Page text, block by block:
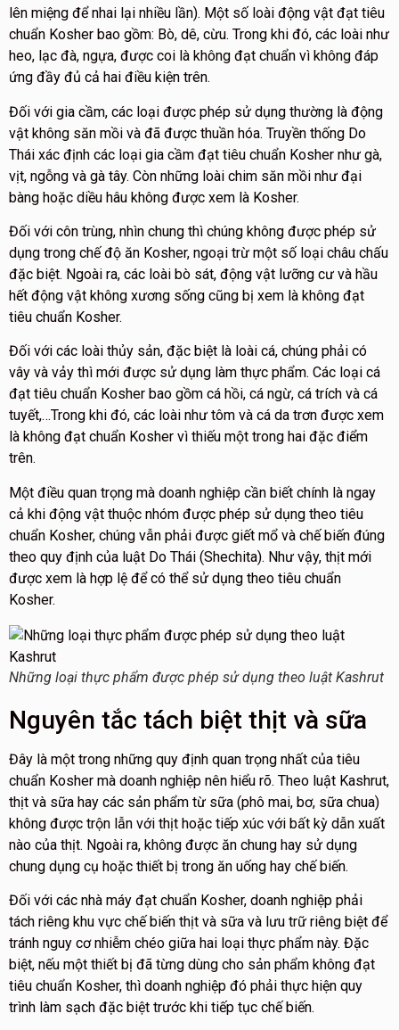
lên miệng để nhai lại nhiều lần). Một số loài động vật đạt tiêu
chuẩn Kosher bao gồm: Bò, dê, cừu. Trong khi đó, các loài như
heo, lạc đà, ngựa, được coi là không đạt chuẩn vì không đáp
ứng đầy đủ cả hai điều kiện trên.
Đối với gia cầm, các loại được phép sử dụng thường là động
vật không săn mồi và đã được thuần hóa. Truyền thống Do
Thái xác định các loại gia cầm đạt tiêu chuẩn Kosher như gà,
vịt, ngỗng và gà tây. Còn những loài chim săn mồi như đại
bàng hoặc diều hâu không được xem là Kosher.
Đối với côn trùng, nhìn chung thì chúng không được phép sử
dụng trong chế độ ăn Kosher, ngoại trừ một số loại châu chấu
đặc biệt. Ngoài ra, các loài bò sát, động vật lưỡng cư và hầu
hết động vật không xương sống cũng bị xem là không đạt
tiêu chuẩn Kosher.
Đối với các loài thủy sản, đặc biệt là loài cá, chúng phải có
vây và vảy thì mới được sử dụng làm thực phẩm. Các loại cá
đạt tiêu chuẩn Kosher bao gồm cá hồi, cá ngừ, cá trích và cá
tuyết,…Trong khi đó, các loài như tôm và cá da trơn được xem
là không đạt chuẩn Kosher vì thiếu một trong hai đặc điểm
trên.
Một điều quan trọng mà doanh nghiệp cần biết chính là ngay
cả khi động vật thuộc nhóm được phép sử dụng theo tiêu
chuẩn Kosher, chúng vẫn phải được giết mổ và chế biến đúng
theo quy định của luật Do Thái (Shechita). Như vậy, thịt mới
được xem là hợp lệ để có thể sử dụng theo tiêu chuẩn
Kosher.
Những loại thực phẩm được phép sử dụng theo luật Kashrut
Nguyên tắc tách biệt thịt và sữa
Đây là một trong những quy định quan trọng nhất của tiêu
chuẩn Kosher mà doanh nghiệp nên hiểu rõ. Theo luật Kashrut,
thịt và sữa hay các sản phẩm từ sữa (phô mai, bơ, sữa chua)
không được trộn lẫn với thịt hoặc tiếp xúc với bất kỳ dẫn xuất
nào của thịt. Ngoài ra, không được ăn chung hay sử dụng
chung dụng cụ hoặc thiết bị trong ăn uống hay chế biến.
Đối với các nhà máy đạt chuẩn Kosher, doanh nghiệp phải
tách riêng khu vực chế biến thịt và sữa và lưu trữ riêng biệt để
tránh nguy cơ nhiễm chéo giữa hai loại thực phẩm này. Đặc
biệt, nếu một thiết bị đã từng dùng cho sản phẩm không đạt
tiêu chuẩn Kosher, thì doanh nghiệp đó phải thực hiện quy
trình làm sạch đặc biệt trước khi tiếp tục chế biến.